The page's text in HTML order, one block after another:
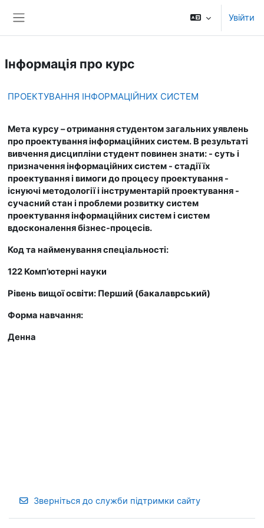
Увійти
Інформація про курс
ПРОЕКТУВАННЯ ІНФОРМАЦІЙНИХ СИСТЕМ
Мета курсу – отримання студентом загальних уявлень
про проектування інформаційних систем. В результаті
вивчення дисципліни студент повинен знати: - суть і
призначення інформаційних систем - стадії їх
проектування і вимоги до процесу проектування -
існуючі методології і інструментарій проектування -
сучасний стан і проблеми розвитку систем
проектування інформаційних систем і систем
вдосконалення бізнес-процесів.
Код та найменування спеціальності:
122 Комп’ютерні науки
Рівень вищої освіти: Перший (бакалаврський)
Форма навчання:
Денна
Зверніться до служби підтримки сайту